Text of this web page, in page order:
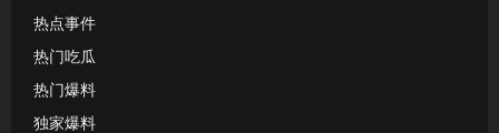
热点事件
热门吃瓜
热门爆料
独家爆料